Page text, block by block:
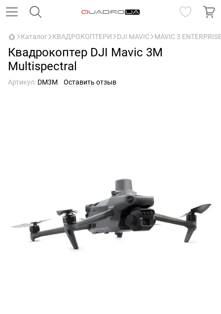
Каталог КВАДРОКОПТЕРИ DJI MAVIC MAVIC 3
Квадрокоптер DJI Mavic 3M
Multispectral
Артикул: DM3M Оставить отзыв